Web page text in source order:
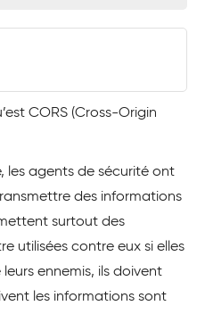
CORS (Cross-Origin
les agents de sécurité ont
des informations
surtout des
utilisées contre eux si elles
ennemis, ils doivent
les informations sont